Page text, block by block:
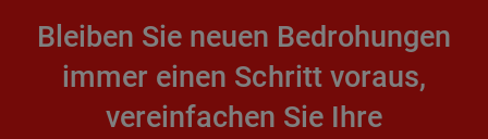
Bleiben Sie neuen Bedrohungen
immer einen Schritt voraus,
vereinfachen Sie Ihre